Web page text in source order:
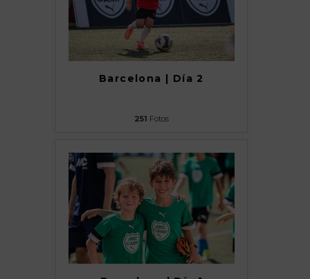
Barcelona | Día 2
251 Fotos